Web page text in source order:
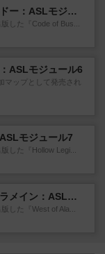
コード・オブ・ブシドー：ASLモジュール8
した『Code of Bus...
ASLモジュール6
マップとして発売され
モジュール7
した『Hollow Legi...
ウエスト・オブ・アラメイン：ASLモジュール5
した『West of Ala...